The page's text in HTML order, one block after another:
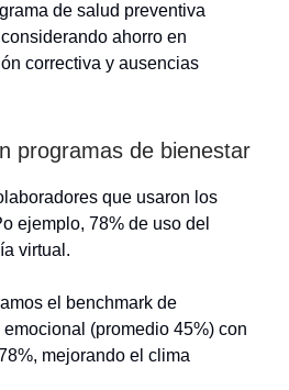
de salud preventiva
ahorro en
correctiva y ausencias
programas de bienestar
que usaron los
ejemplo, 78% de uso del
virtual.
el benchmark de
(promedio 45%) con
mejorando el clima